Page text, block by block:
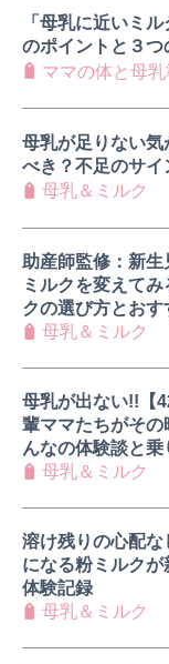
「母乳に近いミ
のポイントと３つ
ママの体と母
母乳が足りない
べき？不足のサ
母乳＆ミルク
助産師監修：新
ミルクを変えて
クの選び方とおす
母乳＆ミルク
母乳が出ない!!【
輩ママたちがそ
んなの体験談と乗
母乳＆ミルク
溶け残りの心配
になる粉ミルク
体験記録
母乳＆ミルク